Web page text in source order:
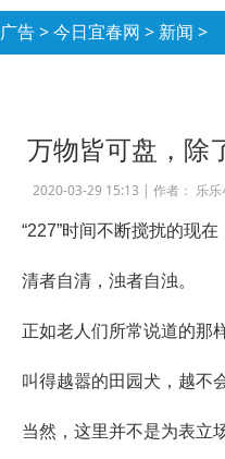
广告>今日宜春网 > 新闻 >
万物皆可盘，除
2020-03-29 15:13 | 作者： 乐乐
“227”时间不断搅扰的现
清者自清，浊者自浊。
正如老人们所常说道的那
叫得越嚣的田园犬，越不
当然，这里并不是为表立